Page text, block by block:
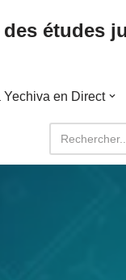
études
Yechiva en Direct